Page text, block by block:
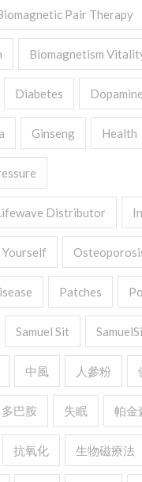
Pair Therapy
Biomagnetism
Diabetes Dopamine
Ginseng Health
Distributor
Yourself
Patches
Samuel Sit
中風 人參粉
多巴胺 失眠 帕金
抗氧化 生物磁療法